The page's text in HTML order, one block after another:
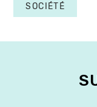
SOCIÉTÉ